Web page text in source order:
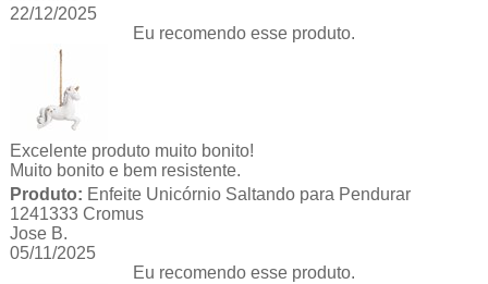
22/12/2025
Eu recomendo esse produto.
Excelente produto muito bonito!
Muito bonito e bem resistente.
Produto: Enfeite Unicórnio Saltando para Pendurar
1241333 Cromus
Jose B.
05/11/2025
Eu recomendo esse produto.